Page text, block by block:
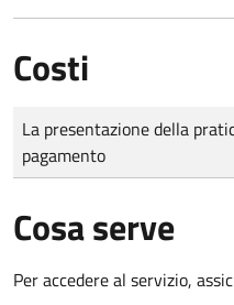
Costi
Tipo di pagamento
Importo
La presentazione della
pagamento
Cosa serve
Per accedere al servizio,